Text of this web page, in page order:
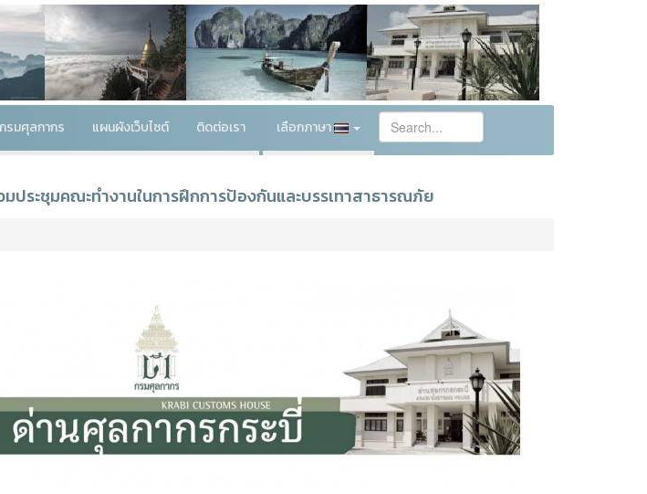
รมศุลกากร แผนผังเว็บไซต์ ติดต่อเรา เลือกภาษา
ประชุมคณะทำงานในการฝึกการป้องกันและบรรเทาสาธารณภัย